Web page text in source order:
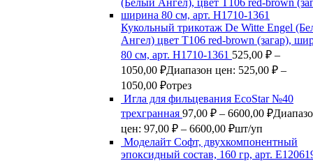
Кукольный трикотаж De Witte Engel
Ангел) цвет Т106 red-brown (загар),
80 см, арт. Н1710-1361 525,00 ₽ –
1050,00 ₽Диапазон цен: 525,00 ₽ –
1050,00 ₽отрез
Игла для фильцевания EcoStar №40
трехгранная 97,00 ₽ – 6600,00 ₽
цен: 97,00 ₽ – 6600,00 ₽шт/уп
Моделайт Софт, двухкомпонентный
эпоксидный состав, 160 гр, арт.